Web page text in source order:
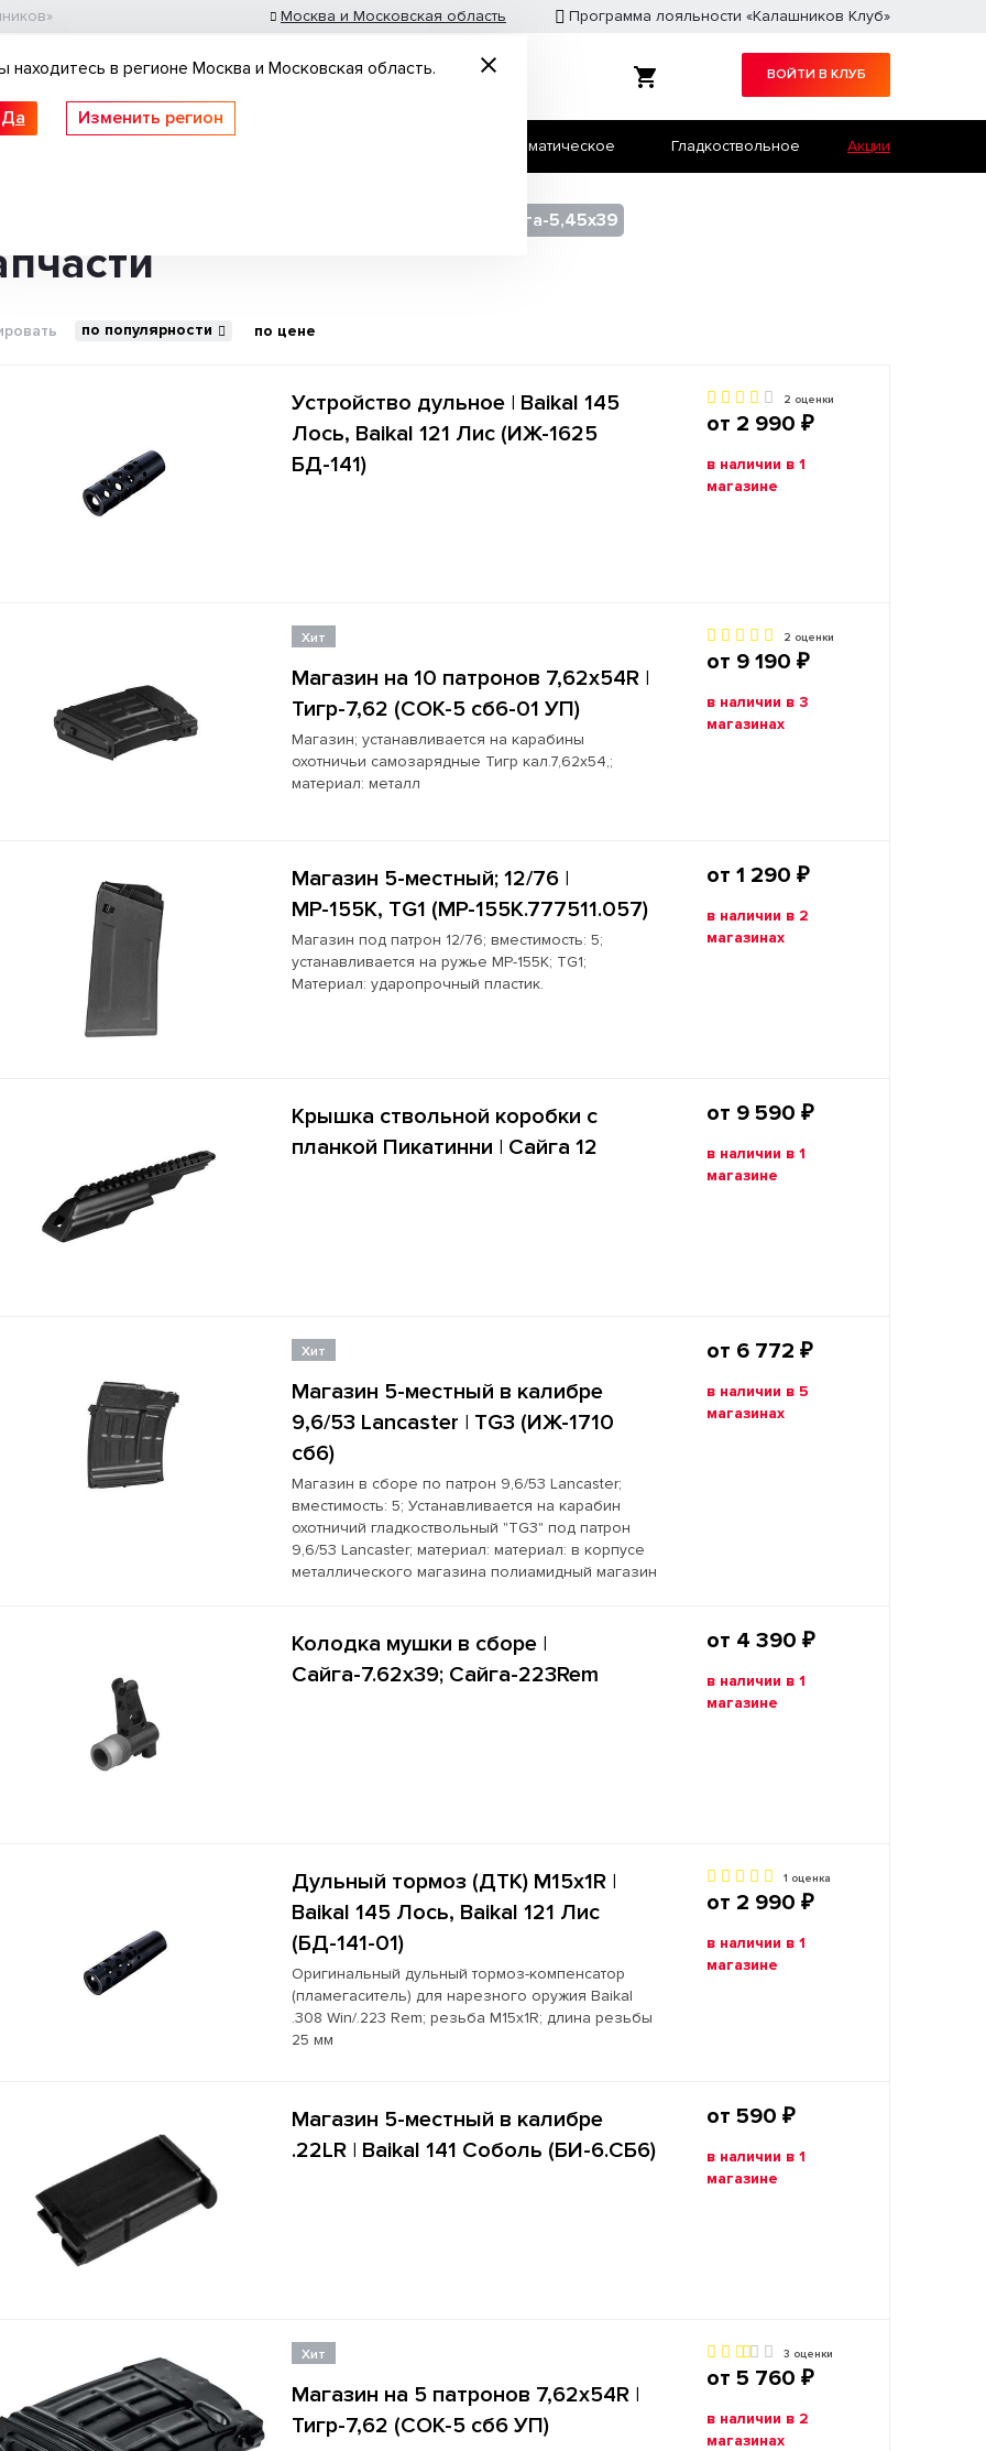
находитесь в регионе Москва и Московская область.
Да Изменить регион
Москва и Московская область Программа лояльности «Калашников Клуб»
ВОЙТИ В КЛУБ
Травматическое Гладкоствольное Акции
Сайга-5,45х39
по популярности по цене
Устройство дульное | Baikal 145
Лось, Baikal 121 Лис (ИЖ-1625
БД-141)
2 оценки
от 2 990 ₽
в наличии в 1
магазине
Хит
Магазин на 10 патронов 7,62х54R |
Тигр-7,62 (СОК-5 сб6-01 УП)
Магазин; устанавливается на карабины
охотничьи самозарядные Тигр кал.7,62х54,;
материал: металл
2 оценки
от 9 190 ₽
в наличии в 3
магазинах
Магазин 5-местный; 12/76 |
МР-155К, TG1 (МР-155К.777511.057)
Магазин под патрон 12/76; вместимость: 5;
устанавливается на ружье МР-155К; TG1;
Материал: ударопрочный пластик.
от 1 290 ₽
в наличии в 2
магазинах
Крышка ствольной коробки с
планкой Пикатинни | Сайга 12
от 9 590 ₽
в наличии в 1
магазине
Хит
Магазин 5-местный в калибре
9,6/53 Lancaster | TG3 (ИЖ-1710
сб6)
Магазин в сборе по патрон 9,6/53 Lancaster;
вместимость: 5; Устанавливается на карабин
охотничий гладкоствольный "TG3" под патрон
9,6/53 Lancaster; материал: материал: в корпусе
металлического магазина полиамидный магазин
от 6 772 ₽
в наличии в 5
магазинах
Колодка мушки в сборе |
Сайга-7.62x39; Сайга-223Rem
от 4 390 ₽
в наличии в 1
магазине
Дульный тормоз (ДТК) М15х1R |
Baikal 145 Лось, Baikal 121 Лис
(БД-141-01)
Оригинальный дульный тормоз-компенсатор
(пламегаситель) для нарезного оружия Baikal
.308 Win/.223 Rem; резьба М15х1R; длина резьбы
25 мм
1 оценка
от 2 990 ₽
в наличии в 1
магазине
Магазин 5-местный в калибре
.22LR | Baikal 141 Соболь (БИ-6.СБ6)
от 590 ₽
в наличии в 1
магазине
Хит
Магазин на 5 патронов 7,62х54R |
Тигр-7,62 (СОК-5 сб6 УП)
3 оценки
от 5 760 ₽
в наличии в 2
магазинах